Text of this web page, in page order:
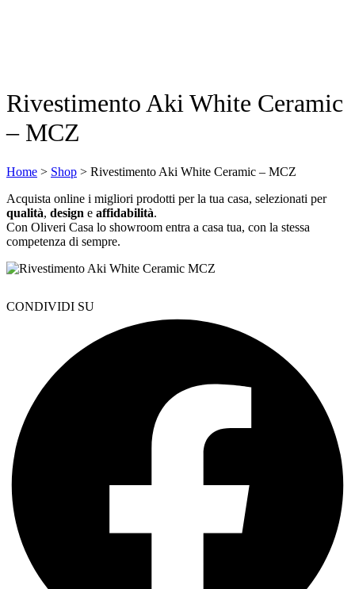
Rivestimento Aki White Ceramic
– MCZ
Home > Shop > Rivestimento Aki White Ceramic – MCZ
Acquista online i migliori prodotti per la tua casa, selezionati per
qualità, design e affidabilità.
Con Oliveri Casa lo showroom entra a casa tua, con la stessa
competenza di sempre.
CONDIVIDI SU